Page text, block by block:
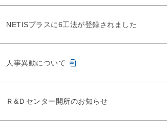
NETISプラスに6工法が登録されました
人事異動について
Ｒ&Ｄセンター開所のお知らせ